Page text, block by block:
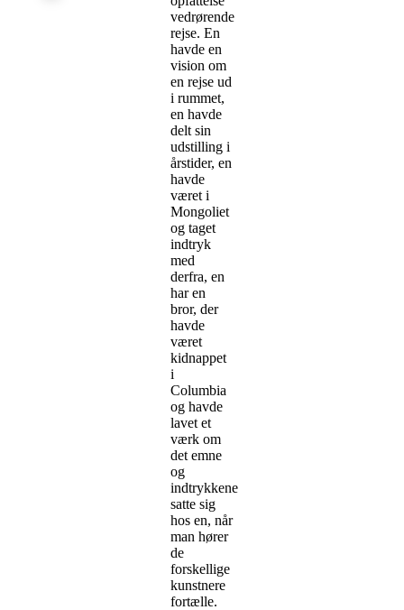
vedrørende
rejse. En
havde en
vision om
en rejse ud
i rummet,
en havde
delt sin
udstilling i
årstider, en
havde
været i
Mongoliet
og taget
indtryk
med
derfra, en
har en
bror, der
havde
været
kidnappet
i
Columbia
og havde
lavet et
værk om
det emne
og
indtrykkene
satte sig
hos en, når
man hører
de
forskellige
kunstnere
fortælle.